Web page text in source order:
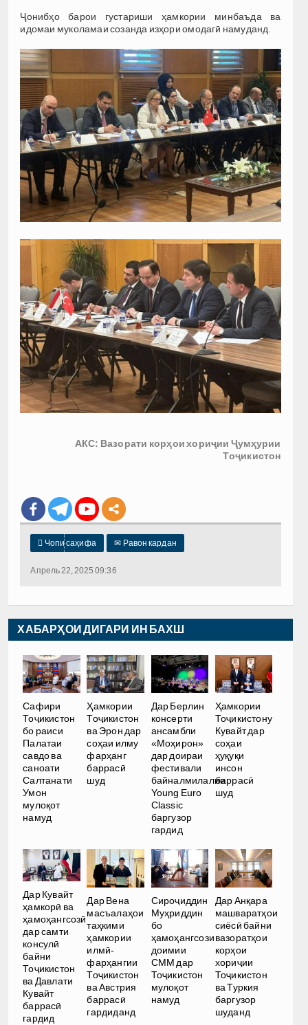
Ҷонибҳо барои густариши ҳамкории минбаъда ва
идомаи муколамаи созанда изҳори омодагӣ намуданд.
АКС: Вазорати корҳои хориҷии Ҷумҳурии
Тоҷикистон
 Чопи саҳифа ✉ Равон кардан
Апрель 22, 2025 09:36
ХАБАРҲОИ ДИГАРИ ИН БАХШ
Сафири
Тоҷикистон
бо раиси
Палатаи
савдо ва
саноати
Салтанати
Умон
мулоқот
намуд
Ҳамкории
Тоҷикистон
ва Эрон дар
соҳаи илму
фарҳанг
баррасӣ
шуд
Дар Берлин
консерти
ансамбли
«Моҳирон»
дар доираи
фестивали
байналмилалии
Young Euro
Classic
баргузор
гардид
Ҳамкории
Тоҷикистону
Кувайт дар
соҳаи
ҳуқуқи
инсон
баррасӣ
шуд
Дар Кувайт
ҳамкорӣ ва
ҳамоҳангсозӣ
дар самти
консулӣ
байни
Тоҷикистон
ва Давлати
Кувайт
баррасӣ
гардид
Дар Вена
масъалаҳои
таҳкими
ҳамкории
илмӣ-
фарҳангии
Тоҷикистон
ва Австрия
баррасӣ
гардиданд
Сироҷиддин
Муҳриддин
бо
ҳамоҳангсози
доимии
СММ дар
Тоҷикистон
мулоқот
намуд
Дар Анқара
машваратҳои
сиёсӣ байни
вазоратҳои
корҳои
хориҷии
Тоҷикистон
ва Туркия
баргузор
шуданд